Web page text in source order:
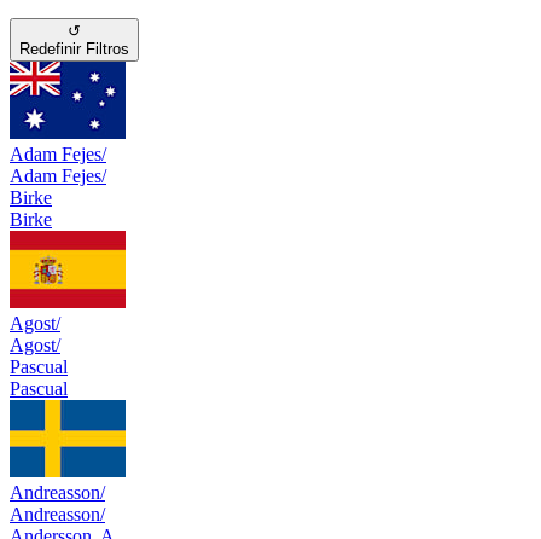
↺
Redefinir Filtros
Adam Fejes/
Adam Fejes/
Birke
Birke
Agost/
Agost/
Pascual
Pascual
Andreasson/
Andreasson/